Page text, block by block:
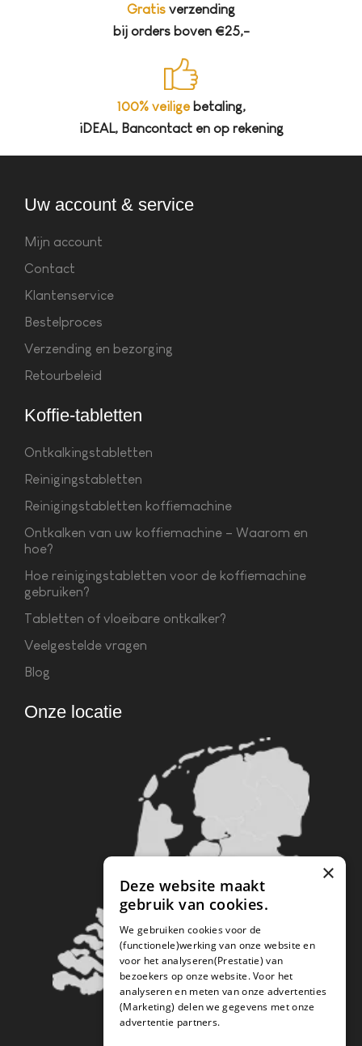
Gratis verzending
bij orders boven €25,-
100% veiligebetaling,
iDEAL, Bancontact en op rekening
Uw account & service
Mijn account
Contact
Klantenservice
Bestelproces
Verzending en bezorging
Retourbeleid
Koffie-tabletten
Ontkalkingstabletten
Reinigingstabletten
Reinigingstabletten koffiemachine
Ontkalken van uw koffiemachine – Waarom en
hoe?
Hoe reinigingstabletten voor de koffiemachine
gebruiken?
Tabletten of vloeibare ontkalker?
Veelgestelde vragen
Blog
Onze locatie
×
Deze website maakt
gebruik van cookies.
We gebruiken cookies voor de
(functionele)werking van onze website en
voor het analyseren(Prestatie) van
bezoekers op onze website. Voor het
analyseren en meten van onze advertenties
(Marketing) delen we gegevens met onze
advertentie partners.